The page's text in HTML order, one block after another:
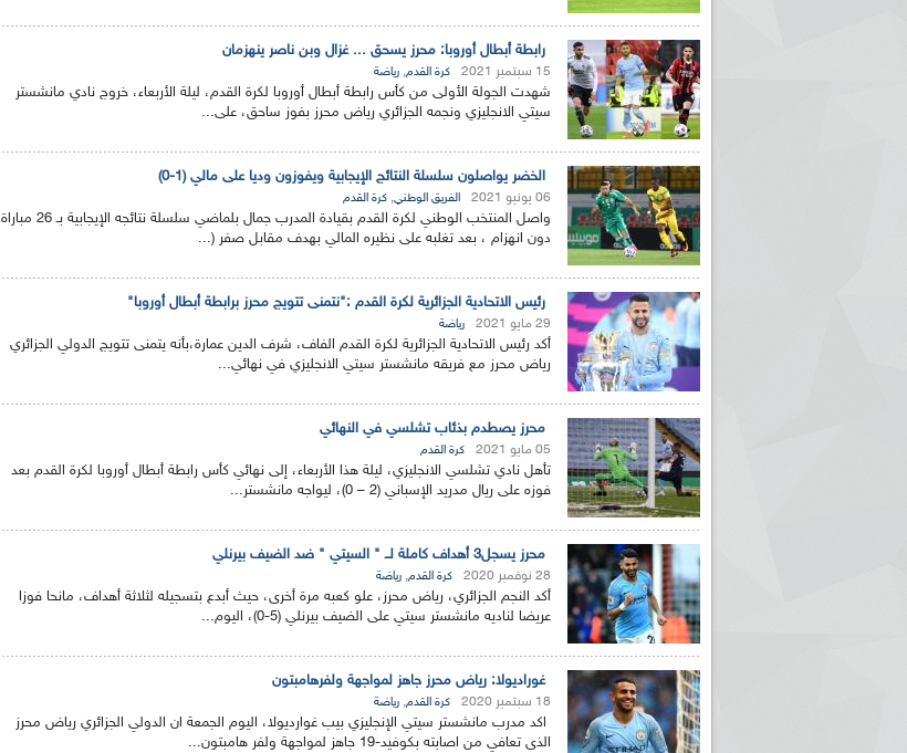
رابطة أبطال أوروبا: محرز يسحق ... غزال وبن ناصر ينهزمان
15 سبتمبر 2021 كرة القدم, رياضة
شهدت الجولة الأولى من كأس رابطة أبطال أوروبا لكرة القدم، ليلة الأربعاء، خروج نادي مانشستر
سيتي الانجليزي ونجمه الجزائري رياض محرز بفوز ساحق، على...
الخضر يواصلون سلسلة النتائج الإيجابية ويفوزون وديا على مالي (1-0)
06 يونيو 2021 الفريق الوطني, كرة القدم
واصل المنتخب الوطني لكرة القدم بقيادة المدرب جمال بلماضي سلسلة نتائجه الإيجابية بـ 26 مباراة
دون انهزام ، بعد تغلبه على نظيره المالي بهدف مقابل صفر (...
رئيس الاتحادية الجزائرية لكرة القدم :"نتمنى تتويج محرز برابطة أبطال أوروبا"
29 مايو 2021 رياضة
أكد رئيس الاتحادية الجزائرية لكرة القدم الفاف، شرف الدين عمارة،بأنه يتمنى تتويج الدولي الجزائري
رياض محرز مع فريقه مانشستر سيتي الانجليزي في نهائي...
محرز يصطدم بذئاب تشلسي في النهائي
05 مايو 2021 كرة القدم
تأهل نادي تشلسي الانجليزي، ليلة هذا الأربعاء، إلى نهائي كأس رابطة أبطال أوروبا لكرة القدم بعد
فوزه على ريال مدريد الإسباني (2 – 0)، ليواجه مانشستر...
محرز يسجل3 أهداف كاملة لــ " السيتي " ضد الضيف بيرنلي
28 نوفمبر 2020 كرة القدم, رياضة
أكد النجم الجزائري، رياض محرز، علو كعبه مرة أخرى، حيث أبدع بتسجيله لثلاثة أهداف، مانحا فوزا
عريضا لناديه مانشستر سيتي على الضيف بيرنلي (5-0)، اليوم...
غوراديولا: رياض محرز جاهز لمواجهة ولفرهامبتون
18 سبتمبر 2020 كرة القدم, رياضة
اكد مدرب مانشستر سيتي الإنجليزي بيب غوارديولا، اليوم الجمعة ان الدولي الجزائري رياض محرز
الذى تعافي من اصابته بكوفيد-19 جاهز لمواجهة ولفر هامبتون...